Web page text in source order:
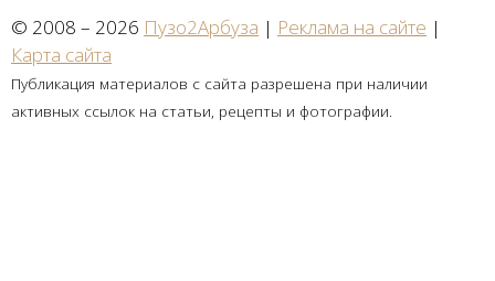
© 2008 – 2026 Пузо2Арбуза | Реклама на сайте |
Карта сайта
Публикация материалов с сайта разрешена при наличии
активных ссылок на статьи, рецепты и фотографии.